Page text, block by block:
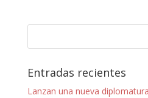
Entradas recientes
Lanzan una nueva